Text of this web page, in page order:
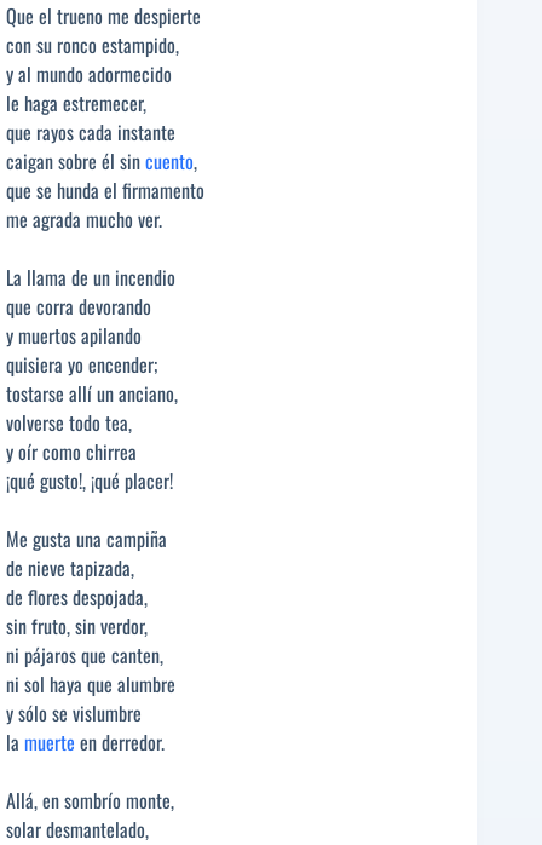
Que el trueno me despierte
con su ronco estampido,
y al mundo adormecido
le haga estremecer,
que rayos cada instante
caigan sobre él sincuento,
que se hunda el firmamento
me agrada mucho ver.
La llama de un incendio
que corra devorando
y muertos apilando
quisiera yo encender;
tostarse allí un anciano,
volverse todo tea,
y oír como chirrea
¡qué gusto!, ¡qué placer!
Me gusta una campiña
de nieve tapizada,
de flores despojada,
sin fruto, sin verdor,
ni pájaros que canten,
ni sol haya que alumbre
y sólo se vislumbre
la muerte en derredor.
Allá, en sombrío monte,
solar desmantelado,